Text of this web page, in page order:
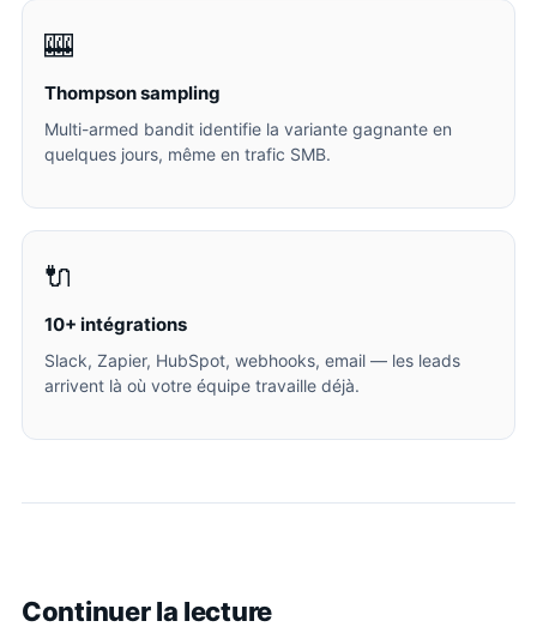
🎰
Thompson sampling
Multi-armed bandit identifie la variante gagnante en
quelques jours, même en trafic SMB.
🔌
10+ intégrations
Slack, Zapier, HubSpot, webhooks, email — les leads
arrivent là où votre équipe travaille déjà.
Continuer la lecture